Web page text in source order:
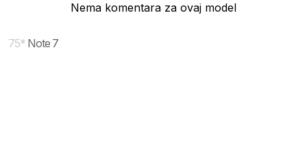
Nema komentara za ovaj model
75* Note 7